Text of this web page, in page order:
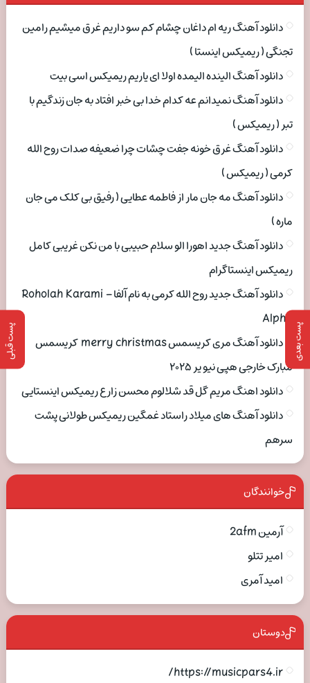
پست بعدی پست قبلی
دانلود آهنگ ریه ام داغان چشام کم سو داریم غرق میشیم رامین
تجنگی ( ریمیکس اینستا )
دانلود آهنگ الینده الیمده اولا ای یاریم ریمیکس اسی بیت
دانلود آهنگ نمیدانم عه کدام خدا بی خبر افتاد به جان زندگیم با
تبر ( ریمیکس )
دانلود آهنگ غرق خونه جفت چشات چرا ضعیفه صدات روح الله
کرمی ( ریمیکس )
دانلود آهنگ مه جان مار از فاطمه عطایی ( رفیق بی کلک می جان
ماره )
دانلود آهنگ جدید اهورا الو سلام حبیبی با من نکن غریبی کامل
ریمیکس اینستاگرام
دانلود آهنگ جدید روح الله کرمی به نام آلفا Roholah Karami –
Alpha
دانلود آهنگ مری کریسمس merry christmas کریسمس
مبارک خارجی هپی نیو یر ۲۰۲۵
دانلود اهنگ مریم گل قد شلالوم محسن زارع ریمیکس اینستایی
دانلود آهنگ های میلاد راستاد غمگین ریمیکس طولانی پشت
سرهم
خوانندگان
آرمین 2afm
امیر تتلو
امید آمری
دوستان
https://musicpars4.ir/